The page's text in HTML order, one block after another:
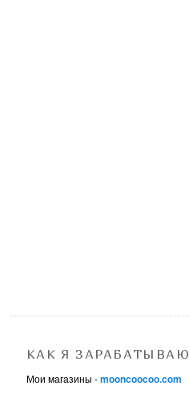
КАК Я ЗАРАБАТЫВАЮ
Мои магазины -mooncoocoo.com